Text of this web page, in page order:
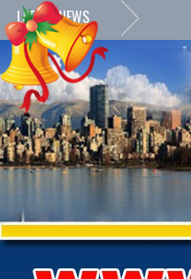
LATEST NEWS